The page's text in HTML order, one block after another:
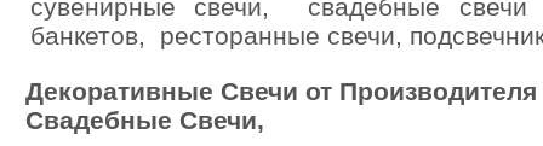
сувенирные свечи, свадебные
банкетов, ресторанные свечи,
Декоративные Свечи от
Свадебные Свечи,